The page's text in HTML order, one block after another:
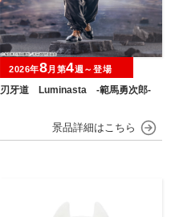
刃牙道 Luminasta ‐範馬勇次郎‐
2026年8月第4週～登場